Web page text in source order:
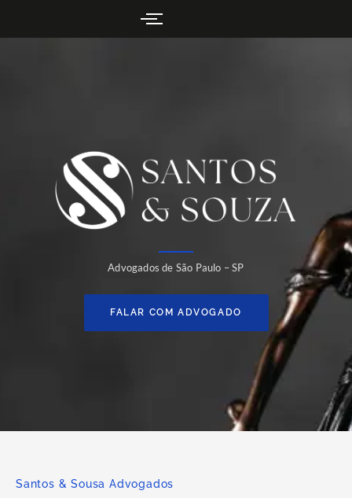
Advogados de São Paulo – SP
FALAR COM ADVOGADO
Santos & Sousa Advogados